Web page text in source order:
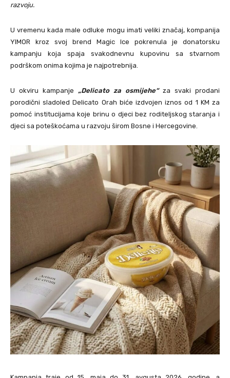
razvoju.
U vremenu kada male odluke mogu imati veliki značaj, kompanija
YIMOR kroz svoj brend Magic Ice pokrenula je donatorsku
kampanju koja spaja svakodnevnu kupovinu sa stvarnom
podrškom onima kojima je najpotrebnija.
U okviru kampanje „Delicato za osmijehe“za svaki prodani
porodični sladoled Delicato Orah biće izdvojen iznos od 1 KM za
pomoć institucijama koje brinu o djeci bez roditeljskog staranja i
djeci sa poteškoćama u razvoju širom Bosne i Hercegovine.